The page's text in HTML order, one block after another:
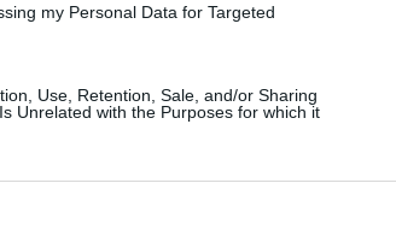
my Personal Data for Targeted
Use, Retention, Sale, and/or Sharing
Unrelated with the Purposes for which it